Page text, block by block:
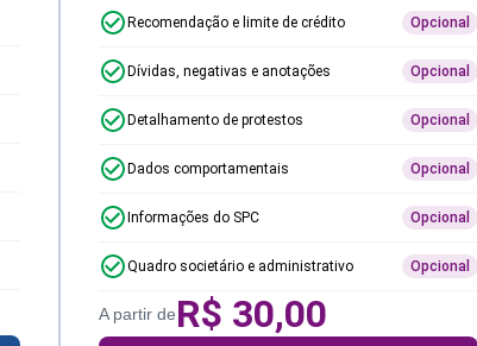
Recomendação e limite de crédito Opcional
Dívidas, negativas e anotações Opcional
Detalhamento de protestos Opcional
Dados comportamentais Opcional
Informações do SPC Opcional
Quadro societário e administrativo Opcional
A partir deR$ 30,00